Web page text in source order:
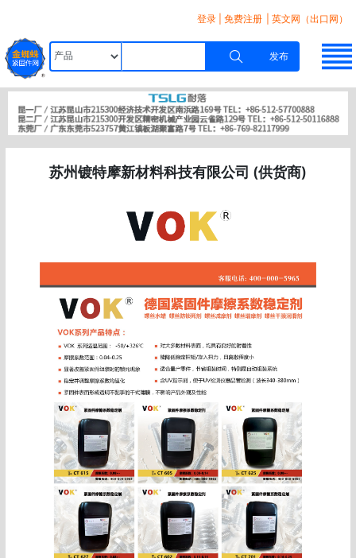
登录 免费注册 | 英文网（出口网）
发布
苏州镀特摩新材料科技有限公司 (供货商)